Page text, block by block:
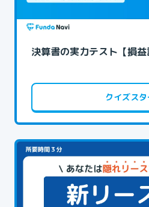
決算書の実力テスト【損益
クイズス